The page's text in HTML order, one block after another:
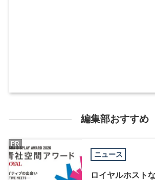
編集部おすすめ
ニュース
ロイヤルホスト
PR